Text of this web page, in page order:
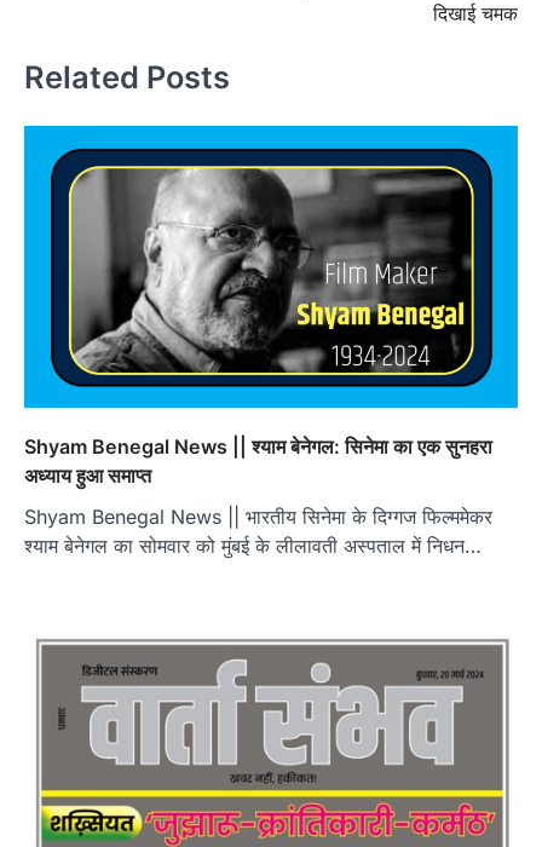
दिखाई चमक
Related Posts
Shyam Benegal News || श्याम बेनेगल: सिनेमा का एक सुनहरा
अध्याय हुआ समाप्त
Shyam Benegal News || भारतीय सिनेमा के दिग्गज फिल्ममेकर
श्याम बेनेगल का सोमवार को मुंबई के लीलावती अस्पताल में निधन…